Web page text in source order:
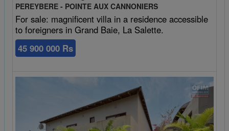
PEREYBERE - POINTE AUX CANNONIERS
For sale: magnificent villa in a residence accessible
to foreigners in Grand Baie, La Salette.
45 900 000 Rs